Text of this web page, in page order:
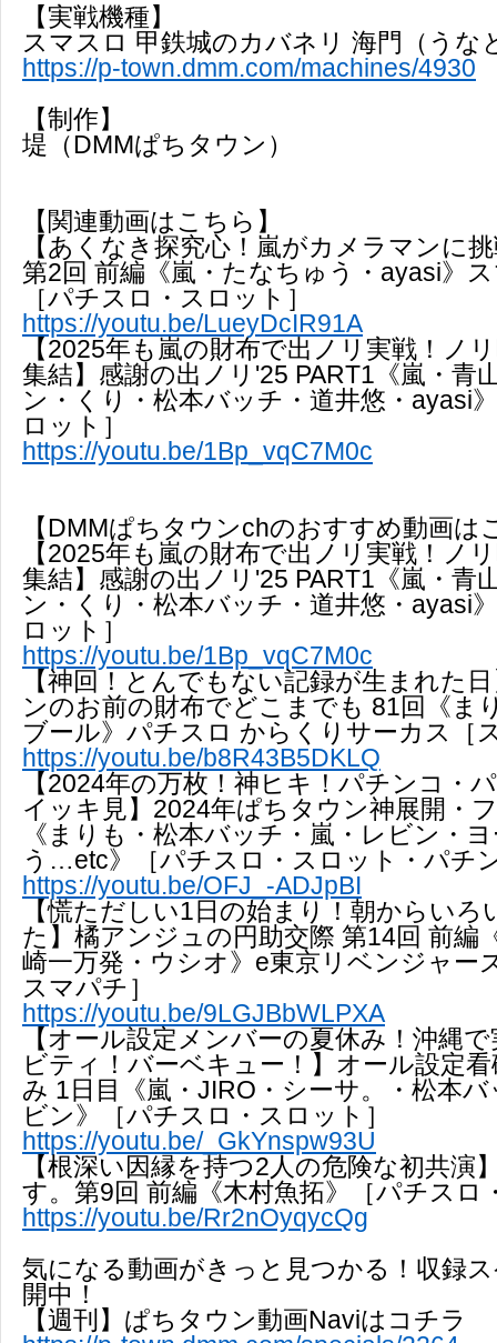
【実戦機種】
スマスロ 甲鉄城のカバネリ 海門（うな
https://p-town.dmm.com/machines/4930
【制作】
堤（DMMぱちタウン）
【関連動画はこちら】
【あくなき探究心！嵐がカメラマンに
第2回 前編《嵐・たなちゅう・ayasi》
［パチスロ・スロット］
https://youtu.be/LueyDcIR91A
【2025年も嵐の財布で出ノリ実戦！ノ
集結】感謝の出ノリ'25 PART1《嵐・青
ン・くり・松本バッチ・道井悠・ayasi
ロット］
https://youtu.be/1Bp_vqC7M0c
【DMMぱちタウンchのおすすめ動画は
【2025年も嵐の財布で出ノリ実戦！ノ
集結】感謝の出ノリ'25 PART1《嵐・青
ン・くり・松本バッチ・道井悠・ayasi
ロット］
https://youtu.be/1Bp_vqC7M0c
【神回！とんでもない記録が生まれた
ンのお前の財布でどこまでも 81回《ま
ブール》パチスロ からくりサーカス［
https://youtu.be/b8R43B5DKLQ
【2024年の万枚！神ヒキ！パチンコ・
イッキ見】2024年ぱちタウン神展開・
《まりも・松本バッチ・嵐・レビン・
う…etc》［パチスロ・スロット・パチ
https://youtu.be/OFJ_-ADJpBI
【慌ただしい1日の始まり！朝からい
た】橘アンジュの円助交際 第14回 前編
崎一万発・ウシオ》e東京リベンジャー
スマパチ］
https://youtu.be/9LGJBbWLPXA
【オール設定メンバーの夏休み！沖縄
ビティ！バーベキュー！】オール設定
み 1日目《嵐・JIRO・シーサ。・松本
ビン》［パチスロ・スロット］
https://youtu.be/_GkYnspw93U
【根深い因縁を持つ2人の危険な初共演
す。第9回 前編《木村魚拓》［パチスロ
https://youtu.be/Rr2nOyqycQg
気になる動画がきっと見つかる！収録
開中！
【週刊】ぱちタウン動画Naviはコチラ